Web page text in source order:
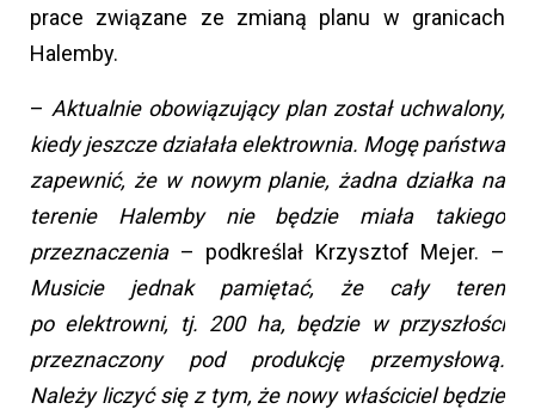
prace związane ze zmianą planu w granicach
Halemby.
– Aktualnie obowiązujący plan został uchwalony,
kiedy jeszcze działała elektrownia. Mogę państwa
zapewnić, że w nowym planie, żadna działka na
terenie Halemby nie będzie miała takiego
przeznaczenia – podkreślał Krzysztof Mejer. –
Musicie jednak pamiętać, że cały teren
po elektrowni, tj. 200 ha, będzie w przyszłości
przeznaczony pod produkcję przemysłową.
Należy liczyć się z tym, że nowy właściciel będzie